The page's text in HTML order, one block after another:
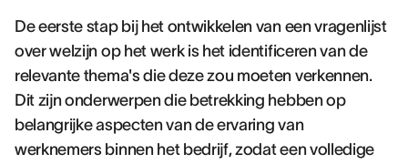
De eerste stap bij het ontwikkelen van een vragenlijst
over welzijn op het werk is het identificeren van de
relevante thema's die deze zou moeten verkennen.
Dit zijn onderwerpen die betrekking hebben op
belangrijke aspecten van de ervaring van
werknemers binnen het bedrijf, zodat een volledige